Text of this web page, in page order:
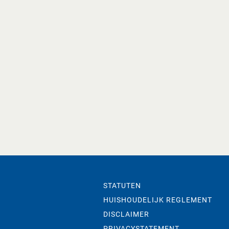
STATUTEN
HUISHOUDELIJK REGLEMENT
DISCLAIMER